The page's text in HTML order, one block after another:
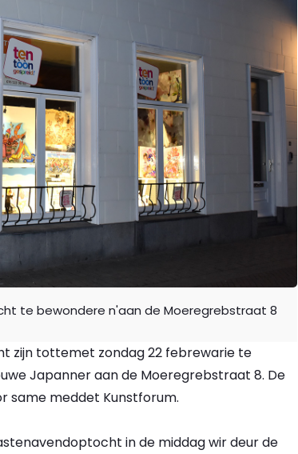
te bewondere n'aan de Moeregrebstraat 8
zijn tottemet zondag 22 febrewarie te
Japanner aan de Moeregrebstraat 8. De
same meddet Kunstforum.
in de middag wir deur de